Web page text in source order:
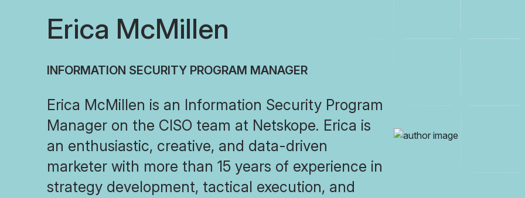
Erica McMillen
INFORMATION SECURITY PROGRAM MANAGER
Erica McMillen is an Information Security Program
Manager on the CISO team at Netskope. Erica is
an enthusiastic, creative, and data-driven
marketer with more than 15 years of experience in
strategy development, tactical execution, and